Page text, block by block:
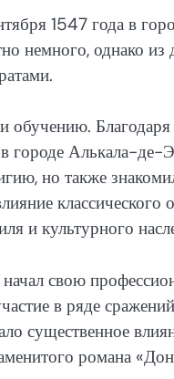
1547 года в
немного, однако
обучению.
Алькала-де-
но также
и культурного
свою
в ряде
существенное
романа